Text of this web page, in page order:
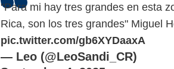
"Para mi hay tres grandes en esta
Rica, son los tres grandes" Miguel
pic.twitter.com/gb6XYDaaxA
— Leo (@LeoSandi_CR)